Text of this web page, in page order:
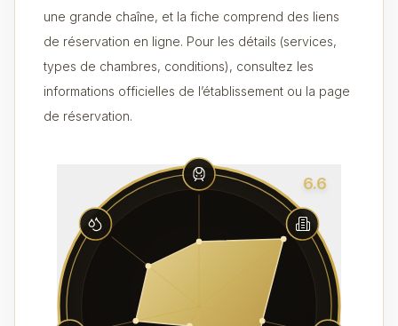
une grande chaîne, et la fiche comprend des liens
de réservation en ligne. Pour les détails (services,
types de chambres, conditions), consultez les
informations officielles de l’établissement ou la page
de réservation.
6.6